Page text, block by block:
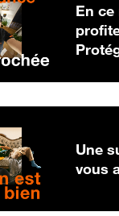
En ce
Une
vous